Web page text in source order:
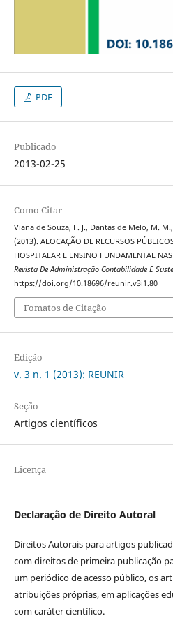
PDF
Publicado
2013-02-25
Como Citar
Viana de Souza, F. J., Dantas de Melo, M.
(2013). ALOCAÇÃO DE RECURSOS
HOSPITALAR E ENSINO FUNDAMENTAL
Revista De Administração Contabilidade E
https://doi.org/10.18696/reunir.v3i1.80
Fomatos de Citação
Edição
v. 3 n. 1 (2013): REUNIR
Seção
Artigos científicos
Licença
Declaração de Direito Autoral
Direitos Autorais para artigos
com direitos de primeira publicação
um periódico de acesso público, os
atribuições próprias, em aplicações
com caráter científico.